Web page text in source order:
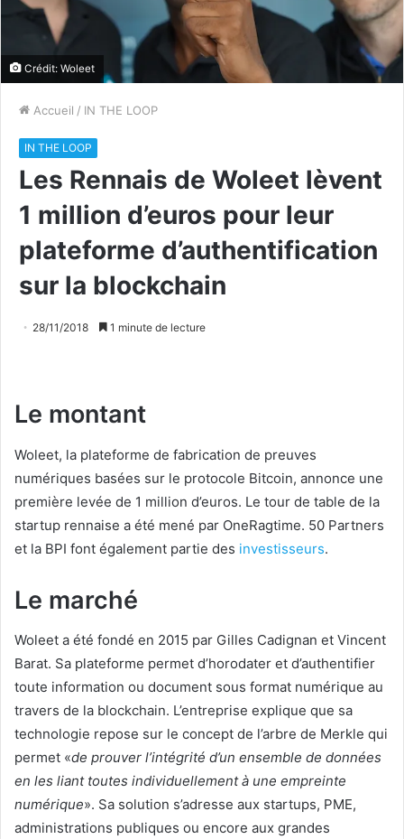
Crédit: Woleet
Accueil / IN THE LOOP
IN THE LOOP
Les Rennais de Woleet lèvent
1 million d’euros pour leur
plateforme d’authentification
sur la blockchain
28/11/2018 1 minute de lecture
Le montant
Woleet, la plateforme de fabrication de preuves
numériques basées sur le protocole Bitcoin, annonce une
première levée de 1 million d’euros. Le tour de table de la
startup rennaise a été mené par OneRagtime. 50 Partners
et la BPI font également partie des investisseurs.
Le marché
Woleet a été fondé en 2015 par Gilles Cadignan et Vincent
Barat. Sa plateforme permet d’horodater et d’authentifier
toute information ou document sous format numérique au
travers de la blockchain. L’entreprise explique que sa
technologie repose sur le concept de l’arbre de Merkle qui
permet «de prouver l’intégrité d’un ensemble de données
en les liant toutes individuellement à une empreinte
numérique». Sa solution s’adresse aux startups, PME,
administrations publiques ou encore aux grandes